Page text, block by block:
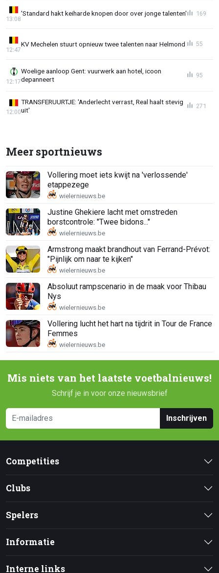
'Standard hakt keiharde knopen door over jonge talenten'
13:08
169
KV Mechelen stuurt opnieuw twee talenten naar Helmond
12:47
55
Woelige aanloop Gent: vuurwerk aan hotel, icoon
depanneert
12:17
95
TRANSFERUURTJE: 'Anderlecht verrast, Real haalt stevig
uit'
12:00
271
Meer sportnieuws
Vollering moet iets kwijt na 'verlossende'
etappezege
Justine Ghekiere lacht met omstreden
borstcontrole: "Twee bidons..."
Armstrong maakt brandhout van Ferrand-Prévot:
"Pijnlijk om naar te kijken"
Absoluut rampscenario in de maak voor Thibau
Nys
Vollering lucht het hart na tijdrit in Tour de France
Femmes
Mis niets van het laatste voetbalnieuws!
Schrijf je in voor onze nieuwsbrief
Inschrijven
Competities
Clubs
Spelers
Informatie
Interne links